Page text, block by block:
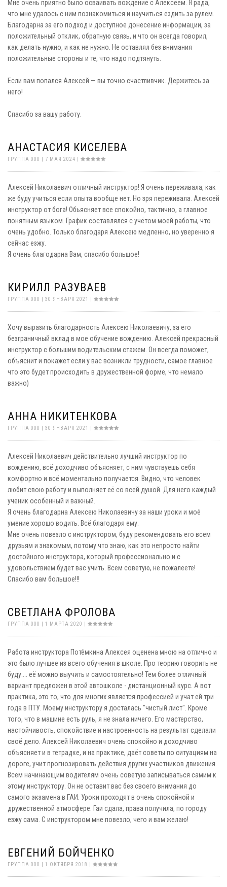
Мне очень приятно было осваивать вождение с Алексеем. Я рада,
что мне удалось с ним познакомиться и научиться ездить за рулем.
Благодарна за его подход и доступное донесение информации, за
положительный отклик, обратную связь, и что он всегда говорил,
как делать нужно, и как не нужно. Не оставлял без внимания
положительные стороны и те, что надо подтянуть.
Если вам попался Алексей — вы точно счастливчик. Держитесь за
него!
Спасибо за вашу работу.
АНАСТАСИЯ КИСЕЛЕВА
ГРУППА 000 | 7 МАЯ 2024 |
Алексей Николаевич отличный инструктор! Я очень переживала, как
же буду учиться если опыта вообще нет. Но зря переживала. Алексей
инструктор от бога! Обьясняет все спокойно, тактично, а главное
понятным языком. График составлялся с учётом моей работы, что
очень удобно. Только благодаря Алексею медленно, но уверенно я
сейчас езжу.
Я очень благодарна Вам, спасибо большое!
КИРИЛЛ РАЗУВАЕВ
ГРУППА 000 | 30 ЯНВАРЯ 2021 |
Хочу выразить благодарность Алексею Николаевичу, за его
безграничный вклад в мое обучение вождению. Алексей прекрасный
инструктор с большим водительским стажем. Он всегда поможет,
объяснит и покажет если у вас возникли трудности, самое главное
что это будет происходить в дружественной форме, что немало
важно)
АННА НИКИТЕНКОВА
ГРУППА 000 | 30 ЯНВАРЯ 2021 |
Алексей Николаевич действительно лучший инструктор по
вождению, всё доходчиво объясняет, с ним чувствуешь себя
комфортно и всё моментально получается. Видно, что человек
любит свою работу и выполняет её со всей душой. Для него каждый
ученик особенный и важный.
Я очень благодарна Алексею Николаевичу за наши уроки и моё
умение хорошо водить. Всё благодаря ему.
Мне очень повезло с инструктором, буду рекомендовать его всем
друзьям и знакомым, потому что знаю, как это непросто найти
достойного инструктора, который профессионально и с
удовольствием будет вас учить. Всем советую, не пожалеете!
Спасибо вам большое!!!
СВЕТЛАНА ФРОЛОВА
ГРУППА 000 | 1 МАРТА 2020 |
Работа инструктора Потёмкина Алексея оценена мною на отлично и
это было лучшее из всего обучения в школе. Про теорию говорить не
буду.... её можно выучить и самостоятельно! Тем более отличный
вариант предложен в этой автошколе - дистанционный курс. А вот
практика, это то, что для многих является профессией и учат ей три
года в ПТУ. Моему инструктору я досталась "чистый лист". Кроме
того, что в машине есть руль, я не знала ничего. Его мастерство,
настойчивость, спокойствие и настроенность на результат сделали
своё дело. Алексей Николаевич очень спокойно и доходчиво
объясняет и в тетрадке, и на практике, даёт советы по ситуациям на
дороге, учит прогнозировать действия других участников движения.
Всем начинающим водителям очень советую записываться самим к
этому инструктору. Он не оставит вас без своего внимания до
самого экзамена в ГАИ. Уроки проходят в очень спокойной и
дружественной атмосфере. Гаи сдала, права получила, по городу
езжу сама. С инструктором мне повезло, чего и вам желаю!
ЕВГЕНИЙ БОЙЧЕНКО
ГРУППА 000 | 1 ОКТЯБРЯ 2018 |